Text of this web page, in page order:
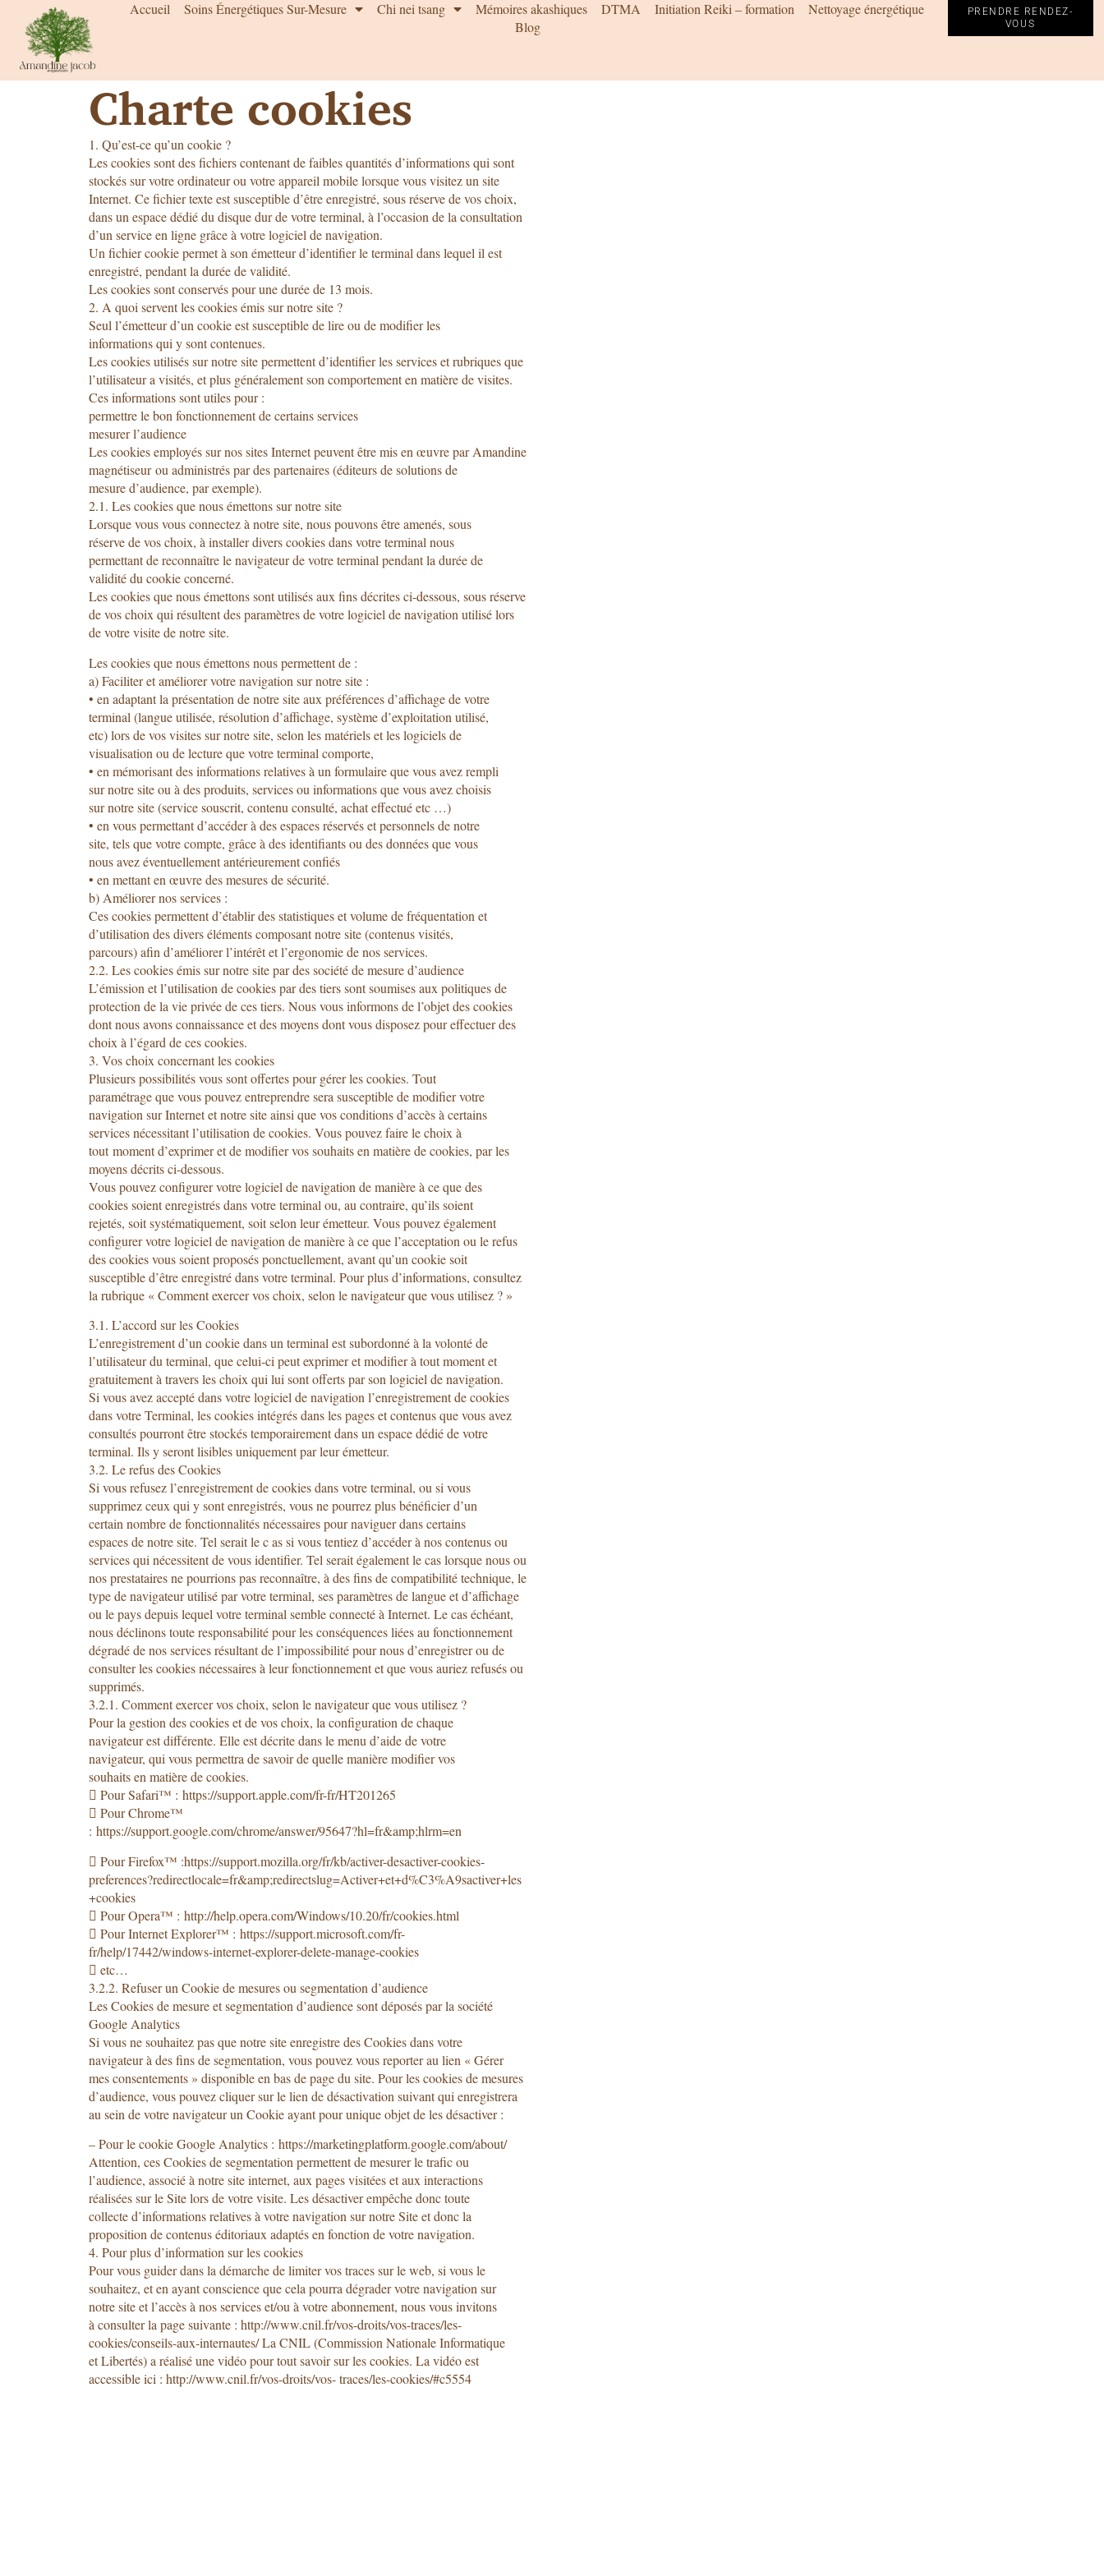
Accueil Soins Énergétiques Sur-Mesure Chi nei tsang Mémoires akashiques DTMA Initiation Reiki – formation
Nettoyage énergétique
Blog
PRENDRE RENDEZ-
VOUS
Charte cookies
1. Qu’est-ce qu’un cookie ?
Les cookies sont des fichiers contenant de faibles quantités d’informations qui sont
stockés sur votre ordinateur ou votre appareil mobile lorsque vous visitez un site
Internet. Ce fichier texte est susceptible d’être enregistré, sous réserve de vos choix,
dans un espace dédié du disque dur de votre terminal, à l’occasion de la consultation
d’un service en ligne grâce à votre logiciel de navigation.
Un fichier cookie permet à son émetteur d’identifier le terminal dans lequel il est
enregistré, pendant la durée de validité.
Les cookies sont conservés pour une durée de 13 mois.
2. A quoi servent les cookies émis sur notre site ?
Seul l’émetteur d’un cookie est susceptible de lire ou de modifier les
informations qui y sont contenues.
Les cookies utilisés sur notre site permettent d’identifier les services et rubriques que
l’utilisateur a visités, et plus généralement son comportement en matière de visites.
Ces informations sont utiles pour :
permettre le bon fonctionnement de certains services
mesurer l’audience
Les cookies employés sur nos sites Internet peuvent être mis en œuvre par Amandine
magnétiseur ou administrés par des partenaires (éditeurs de solutions de
mesure d’audience, par exemple).
2.1. Les cookies que nous émettons sur notre site
Lorsque vous vous connectez à notre site, nous pouvons être amenés, sous
réserve de vos choix, à installer divers cookies dans votre terminal nous
permettant de reconnaître le navigateur de votre terminal pendant la durée de
validité du cookie concerné.
Les cookies que nous émettons sont utilisés aux fins décrites ci-dessous, sous réserve
de vos choix qui résultent des paramètres de votre logiciel de navigation utilisé lors
de votre visite de notre site.
Les cookies que nous émettons nous permettent de :
a) Faciliter et améliorer votre navigation sur notre site :
• en adaptant la présentation de notre site aux préférences d’affichage de votre
terminal (langue utilisée, résolution d’affichage, système d’exploitation utilisé,
etc) lors de vos visites sur notre site, selon les matériels et les logiciels de
visualisation ou de lecture que votre terminal comporte,
• en mémorisant des informations relatives à un formulaire que vous avez rempli
sur notre site ou à des produits, services ou informations que vous avez choisis
sur notre site (service souscrit, contenu consulté, achat effectué etc …)
• en vous permettant d’accéder à des espaces réservés et personnels de notre
site, tels que votre compte, grâce à des identifiants ou des données que vous
nous avez éventuellement antérieurement confiés
• en mettant en œuvre des mesures de sécurité.
b) Améliorer nos services :
Ces cookies permettent d’établir des statistiques et volume de fréquentation et
d’utilisation des divers éléments composant notre site (contenus visités,
parcours) afin d’améliorer l’intérêt et l’ergonomie de nos services.
2.2. Les cookies émis sur notre site par des société de mesure d’audience
L’émission et l’utilisation de cookies par des tiers sont soumises aux politiques de
protection de la vie privée de ces tiers. Nous vous informons de l’objet des cookies
dont nous avons connaissance et des moyens dont vous disposez pour effectuer des
choix à l’égard de ces cookies.
3. Vos choix concernant les cookies
Plusieurs possibilités vous sont offertes pour gérer les cookies. Tout
paramétrage que vous pouvez entreprendre sera susceptible de modifier votre
navigation sur Internet et notre site ainsi que vos conditions d’accès à certains
services nécessitant l’utilisation de cookies. Vous pouvez faire le choix à
tout moment d’exprimer et de modifier vos souhaits en matière de cookies, par les
moyens décrits ci-dessous.
Vous pouvez configurer votre logiciel de navigation de manière à ce que des
cookies soient enregistrés dans votre terminal ou, au contraire, qu’ils soient
rejetés, soit systématiquement, soit selon leur émetteur. Vous pouvez également
configurer votre logiciel de navigation de manière à ce que l’acceptation ou le refus
des cookies vous soient proposés ponctuellement, avant qu’un cookie soit
susceptible d’être enregistré dans votre terminal. Pour plus d’informations, consultez
la rubrique « Comment exercer vos choix, selon le navigateur que vous utilisez ? »
3.1. L’accord sur les Cookies
L’enregistrement d’un cookie dans un terminal est subordonné à la volonté de
l’utilisateur du terminal, que celui-ci peut exprimer et modifier à tout moment et
gratuitement à travers les choix qui lui sont offerts par son logiciel de navigation.
Si vous avez accepté dans votre logiciel de navigation l’enregistrement de cookies
dans votre Terminal, les cookies intégrés dans les pages et contenus que vous avez
consultés pourront être stockés temporairement dans un espace dédié de votre
terminal. Ils y seront lisibles uniquement par leur émetteur.
3.2. Le refus des Cookies
Si vous refusez l’enregistrement de cookies dans votre terminal, ou si vous
supprimez ceux qui y sont enregistrés, vous ne pourrez plus bénéficier d’un
certain nombre de fonctionnalités nécessaires pour naviguer dans certains
espaces de notre site. Tel serait le c as si vous tentiez d’accéder à nos contenus ou
services qui nécessitent de vous identifier. Tel serait également le cas lorsque nous ou
nos prestataires ne pourrions pas reconnaître, à des fins de compatibilité technique, le
type de navigateur utilisé par votre terminal, ses paramètres de langue et d’affichage
ou le pays depuis lequel votre terminal semble connecté à Internet. Le cas échéant,
nous déclinons toute responsabilité pour les conséquences liées au fonctionnement
dégradé de nos services résultant de l’impossibilité pour nous d’enregistrer ou de
consulter les cookies nécessaires à leur fonctionnement et que vous auriez refusés ou
supprimés.
3.2.1. Comment exercer vos choix, selon le navigateur que vous utilisez ?
Pour la gestion des cookies et de vos choix, la configuration de chaque
navigateur est différente. Elle est décrite dans le menu d’aide de votre
navigateur, qui vous permettra de savoir de quelle manière modifier vos
souhaits en matière de cookies.
 Pour Safari™ : https://support.apple.com/fr-fr/HT201265
 Pour Chrome™
: https://support.google.com/chrome/answer/95647?hl=fr&amp;hlrm=en
 Pour Firefox™ :https://support.mozilla.org/fr/kb/activer-desactiver-cookies-
preferences?redirectlocale=fr&amp;redirectslug=Activer+et+d%C3%A9sactiver+les
+cookies
 Pour Opera™ : http://help.opera.com/Windows/10.20/fr/cookies.html
 Pour Internet Explorer™ : https://support.microsoft.com/fr-
fr/help/17442/windows-internet-explorer-delete-manage-cookies
 etc…
3.2.2. Refuser un Cookie de mesures ou segmentation d’audience
Les Cookies de mesure et segmentation d’audience sont déposés par la société
Google Analytics
Si vous ne souhaitez pas que notre site enregistre des Cookies dans votre
navigateur à des fins de segmentation, vous pouvez vous reporter au lien « Gérer
mes consentements » disponible en bas de page du site. Pour les cookies de mesures
d’audience, vous pouvez cliquer sur le lien de désactivation suivant qui enregistrera
au sein de votre navigateur un Cookie ayant pour unique objet de les désactiver :
– Pour le cookie Google Analytics : https://marketingplatform.google.com/about/
Attention, ces Cookies de segmentation permettent de mesurer le trafic ou
l’audience, associé à notre site internet, aux pages visitées et aux interactions
réalisées sur le Site lors de votre visite. Les désactiver empêche donc toute
collecte d’informations relatives à votre navigation sur notre Site et donc la
proposition de contenus éditoriaux adaptés en fonction de votre navigation.
4. Pour plus d’information sur les cookies
Pour vous guider dans la démarche de limiter vos traces sur le web, si vous le
souhaitez, et en ayant conscience que cela pourra dégrader votre navigation sur
notre site et l’accès à nos services et/ou à votre abonnement, nous vous invitons
à consulter la page suivante : http://www.cnil.fr/vos-droits/vos-traces/les-
cookies/conseils-aux-internautes/ La CNIL (Commission Nationale Informatique
et Libertés) a réalisé une vidéo pour tout savoir sur les cookies. La vidéo est
accessible ici : http://www.cnil.fr/vos-droits/vos- traces/les-cookies/#c5554